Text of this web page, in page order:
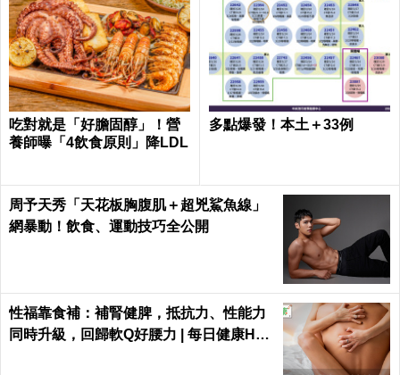
吃對就是「好膽固醇」！營
養師曝「4飲食原則」降LDL
多點爆發！本土＋33例
周予天秀「天花板胸腹肌＋超兇鯊魚線」
網暴動！飲食、運動技巧全公開
性福靠食補：補腎健脾，抵抗力、性能力
同時升級，回歸軟Q好腰力 | 每日健康Hea